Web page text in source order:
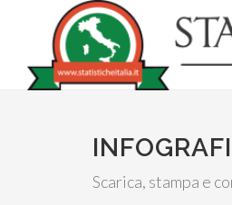
Scarica, stampa e